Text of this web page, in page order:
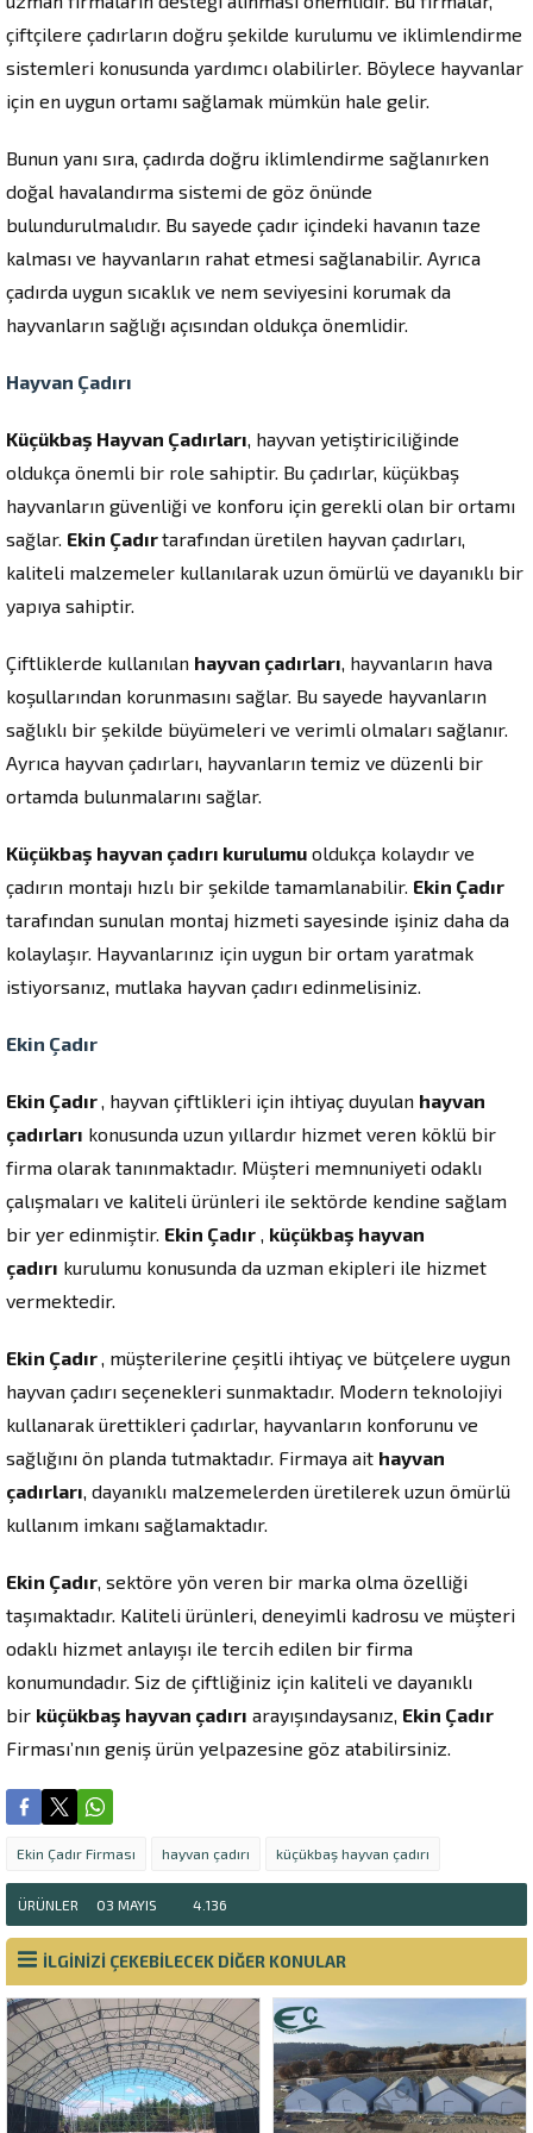
çiftçilere çadırların doğru şekilde kurulumu ve iklimlendirme
sistemleri konusunda yardımcı olabilirler. Böylece hayvanlar
için en uygun ortamı sağlamak mümkün hale gelir.
Bunun yanı sıra, çadırda doğru iklimlendirme sağlanırken
doğal havalandırma sistemi de göz önünde
bulundurulmalıdır. Bu sayede çadır içindeki havanın taze
kalması ve hayvanların rahat etmesi sağlanabilir. Ayrıca
çadırda uygun sıcaklık ve nem seviyesini korumak da
hayvanların sağlığı açısından oldukça önemlidir.
Hayvan Çadırı
Küçükbaş Hayvan Çadırları , hayvan yetiştiriciliğinde
oldukça önemli bir role sahiptir. Bu çadırlar, küçükbaş
hayvanların güvenliği ve konforu için gerekli olan bir ortamı
sağlar. Ekin Çadırtarafından üretilen hayvan çadırları,
kaliteli malzemeler kullanılarak uzun ömürlü ve dayanıklı bir
yapıya sahiptir.
Çiftliklerde kullanılan hayvan çadırları , hayvanların hava
koşullarından korunmasını sağlar. Bu sayede hayvanların
sağlıklı bir şekilde büyümeleri ve verimli olmaları sağlanır.
Ayrıca hayvan çadırları, hayvanların temiz ve düzenli bir
ortamda bulunmalarını sağlar.
Küçükbaş hayvan çadırı kurulumu oldukça kolaydır ve
çadırın montajı hızlı bir şekilde tamamlanabilir. Ekin Çadır
tarafından sunulan montaj hizmeti sayesinde işiniz daha da
kolaylaşır. Hayvanlarınız için uygun bir ortam yaratmak
istiyorsanız, mutlaka hayvan çadırı edinmelisiniz.
Ekin Çadır
Ekin Çadır , hayvan çiftlikleri için ihtiyaç duyulan hayvan
çadırları konusunda uzun yıllardır hizmet veren köklü bir
firma olarak tanınmaktadır. Müşteri memnuniyeti odaklı
çalışmaları ve kaliteli ürünleri ile sektörde kendine sağlam
bir yer edinmiştir. Ekin Çadır
küçükbaş hayvan
çadırı kurulumu konusunda da uzman ekipleri ile hizmet
vermektedir.
Ekin Çadır , müşterilerine çeşitli ihtiyaç ve bütçelere uygun
hayvan çadırı seçenekleri sunmaktadır. Modern teknolojiyi
kullanarak ürettikleri çadırlar, hayvanların konforunu ve
sağlığını ön planda tutmaktadır. Firmaya ait hayvan
çadırları , dayanıklı malzemelerden üretilerek uzun ömürlü
kullanım imkanı sağlamaktadır.
Ekin Çadır , sektöre yön veren bir marka olma özelliği
taşımaktadır. Kaliteli ürünleri, deneyimli kadrosu ve müşteri
odaklı hizmet anlayışı ile tercih edilen bir firma
konumundadır. Siz de çiftliğiniz için kaliteli ve dayanıklı
bir küçükbaş hayvan çadırı arayışındaysanız, Ekin Çadır
Firması’nın geniş ürün yelpazesine göz atabilirsiniz.
Ekin Çadır Firması hayvan çadırı küçükbaş hayvan çadırı
ÜRÜNLER 03 MAYIS 4.136
İLGİNİZİ ÇEKEBİLECEK DİĞER KONULAR